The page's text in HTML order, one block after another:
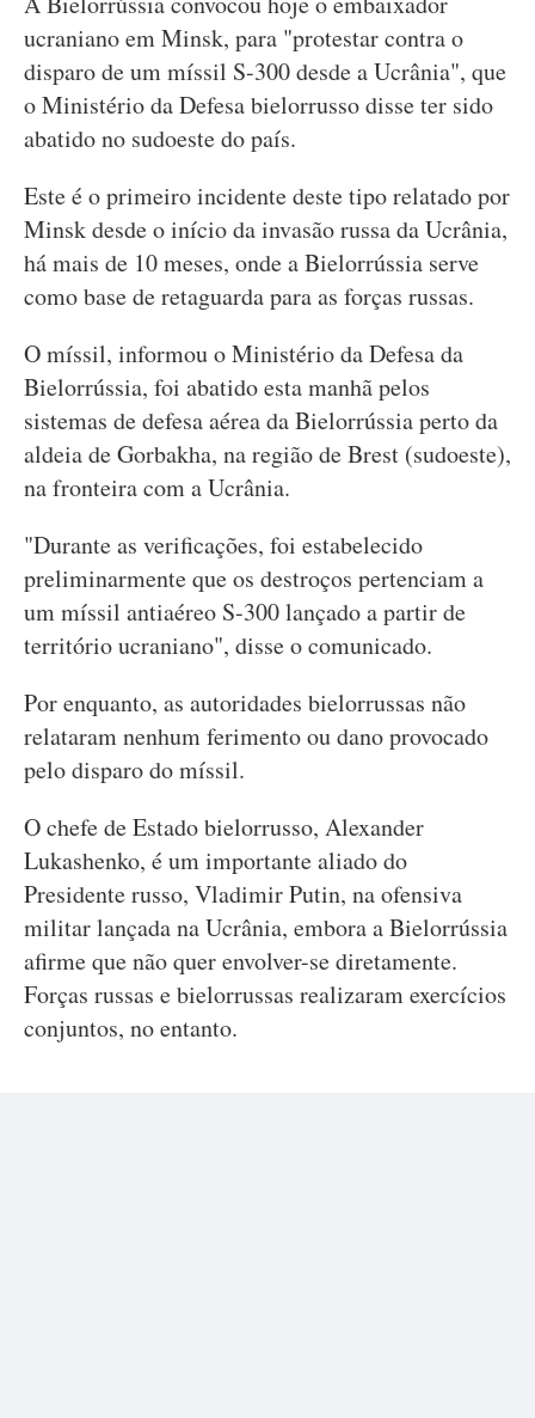
ucraniano em Minsk, para "protestar contra o
disparo de um míssil S-300 desde a Ucrânia", que
o Ministério da Defesa bielorrusso disse ter sido
abatido no sudoeste do país.
Este é o primeiro incidente deste tipo relatado por
Minsk desde o início da invasão russa da Ucrânia,
há mais de 10 meses, onde a Bielorrússia serve
como base de retaguarda para as forças russas.
O míssil, informou o Ministério da Defesa da
Bielorrússia, foi abatido esta manhã pelos
sistemas de defesa aérea da Bielorrússia perto da
aldeia de Gorbakha, na região de Brest (sudoeste),
na fronteira com a Ucrânia.
"Durante as verificações, foi estabelecido
preliminarmente que os destroços pertenciam a
um míssil antiaéreo S-300 lançado a partir de
território ucraniano", disse o comunicado.
Por enquanto, as autoridades bielorrussas não
relataram nenhum ferimento ou dano provocado
pelo disparo do míssil.
O chefe de Estado bielorrusso, Alexander
Lukashenko, é um importante aliado do
Presidente russo, Vladimir Putin, na ofensiva
militar lançada na Ucrânia, embora a Bielorrússia
afirme que não quer envolver-se diretamente.
Forças russas e bielorrussas realizaram exercícios
conjuntos, no entanto.